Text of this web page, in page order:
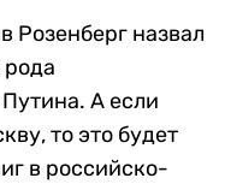
Розенберг назвал
рода
А если
то это будет
в российско-